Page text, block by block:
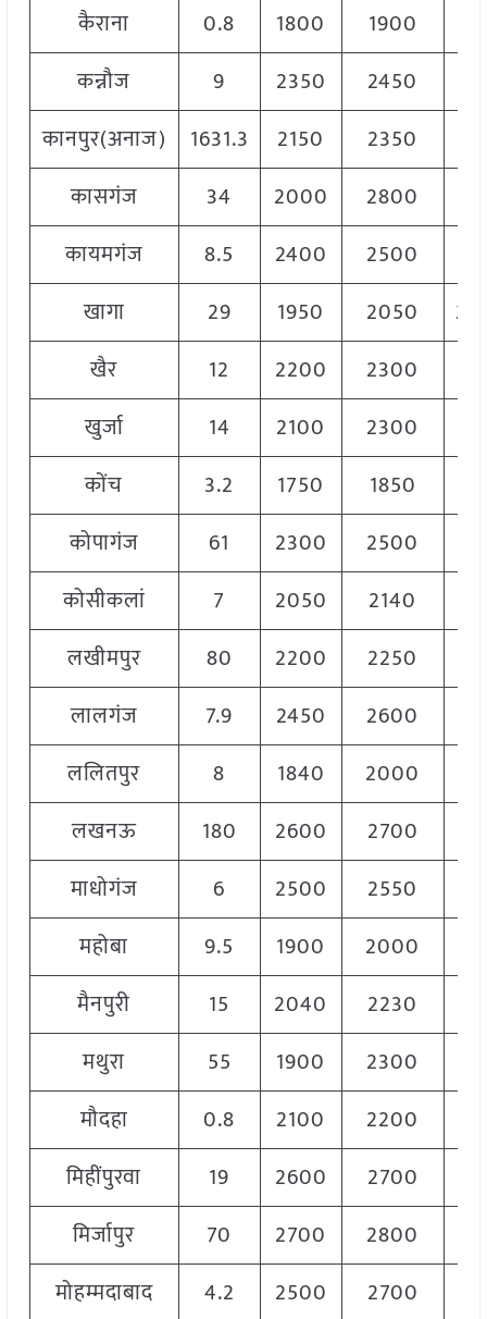
कैराना
0.8 1800 1900
कन्नौज
9 2350 2450
कानपुर(अनाज)
1631.3 2150 2350
कासगंज
34 2000 2800
कायमगंज
8.5 2400 2500
खागा
29 1950 2050
खैर
12 2200 2300
खुर्जा
14 2100 2300
कोंच
3.2 1750 1850
कोपागंज
61 2300 2500
कोसीकलां
7 2050 2140
लखीमपुर
80 2200 2250
लालगंज
7.9 2450 2600
ललितपुर
8 1840 2000
लखनऊ
180 2600 2700
माधोगंज
6 2500 2550
महोबा
9.5 1900 2000
मैनपुरी
15 2040 2230
मथुरा
55 1900 2300
मौदहा
0.8 2100 2200
मिहींपुरवा
19 2600 2700
मिर्जापुर
70 2700 2800
मोहम्मदाबाद
4.2 2500 2700